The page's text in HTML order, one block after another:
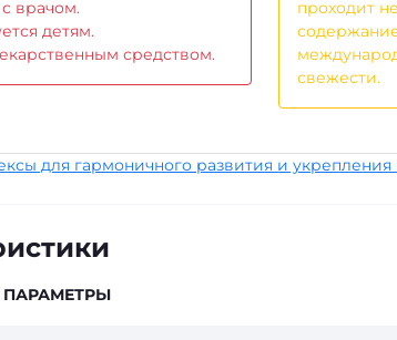
врачом.
детям.
средством.
проходит
свежести.
для гармоничного развития и